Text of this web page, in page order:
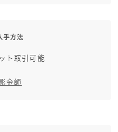
手方法
ト取引可能
金師